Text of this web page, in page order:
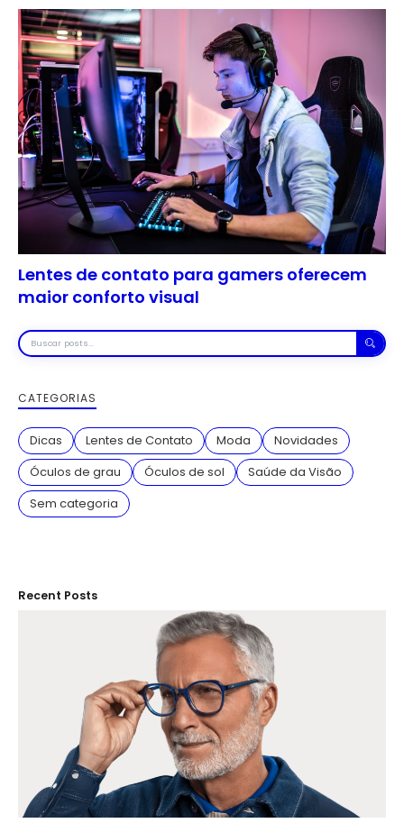
Lentes de contato para gamers oferecem
maior conforto visual
Buscar
posts
CATEGORIAS
Dicas Lentes de Contato Moda
Novidades
Óculos de grau
Óculos de sol
Saúde da Visão
Sem categoria
Recent Posts